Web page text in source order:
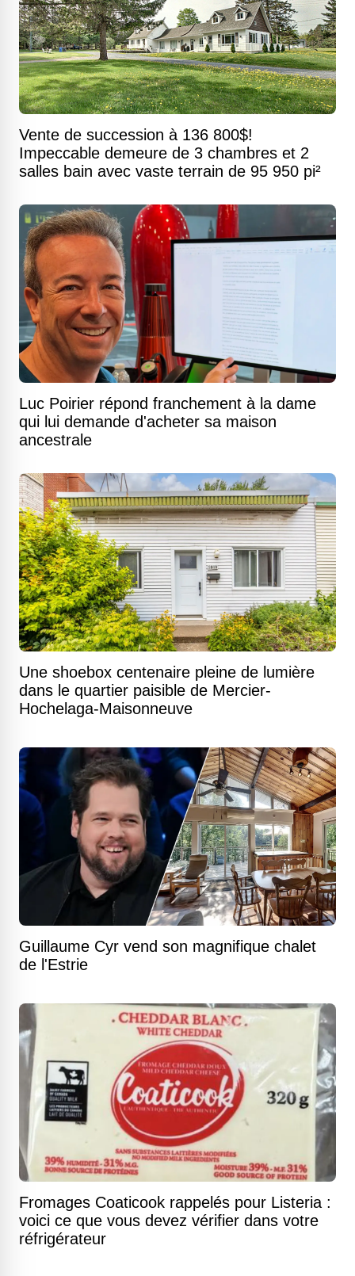
Vente de succession à 136 800$!
Impeccable demeure de 3 chambres et 2
salles bain avec vaste terrain de 95 950 pi²
Luc Poirier répond franchement à la dame
qui lui demande d'acheter sa maison
ancestrale
Une shoebox centenaire pleine de lumière
dans le quartier paisible de Mercier-
Hochelaga-Maisonneuve
Guillaume Cyr vend son magnifique chalet
de l'Estrie
Fromages Coaticook rappelés pour Listeria :
voici ce que vous devez vérifier dans votre
réfrigérateur